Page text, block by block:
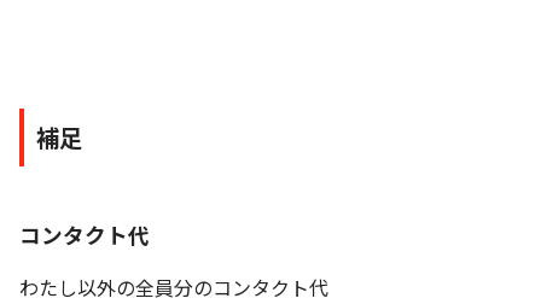
補足
コンタクト代
わたし以外の全員分のコンタクト代